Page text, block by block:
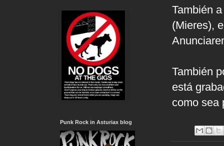
También
(Mieres),
También
está
como sea
Punk Rock in Asturiax blog